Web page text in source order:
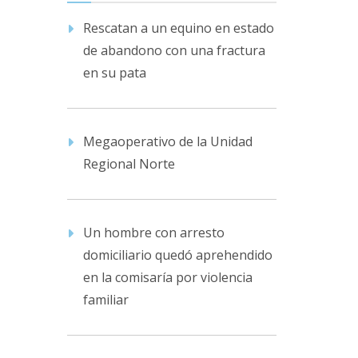
Rescatan a un equino en estado
de abandono con una fractura
en su pata
Megaoperativo de la Unidad
Regional Norte
Un hombre con arresto
domiciliario quedó aprehendido
en la comisaría por violencia
familiar